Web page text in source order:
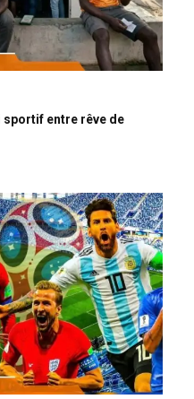
sportif entre rêve de